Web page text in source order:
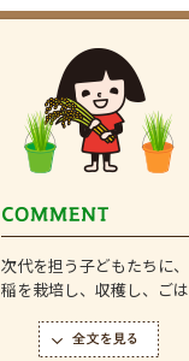
次代を担う子どもたちに、
稲を栽培し、収穫し、ごは
ても...